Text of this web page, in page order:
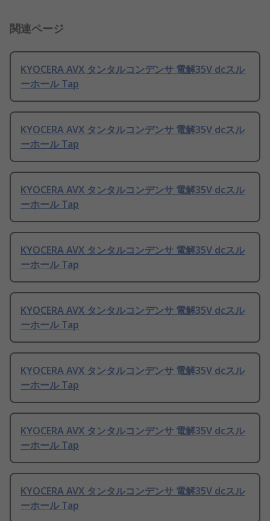
関連ページ
KYOCERA AVX タンタルコンデンサ 電解35V dcスル
ーホール Tap
KYOCERA AVX タンタルコンデンサ 電解35V dcスル
ーホール Tap
KYOCERA AVX タンタルコンデンサ 電解35V dcスル
ーホール Tap
KYOCERA AVX タンタルコンデンサ 電解35V dcスル
ーホール Tap
KYOCERA AVX タンタルコンデンサ 電解35V dcスル
ーホール Tap
KYOCERA AVX タンタルコンデンサ 電解35V dcスル
ーホール Tap
KYOCERA AVX タンタルコンデンサ 電解35V dcスル
ーホール Tap
KYOCERA AVX タンタルコンデンサ 電解35V dcスル
ーホール Tap